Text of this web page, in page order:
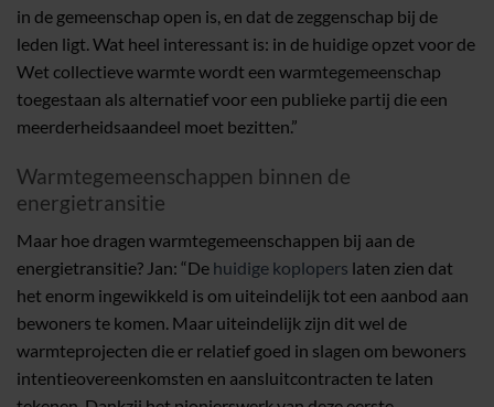
in de gemeenschap open is, en dat de zeggenschap bij de
leden ligt. Wat heel interessant is: in de huidige opzet voor de
Wet collectieve warmte wordt een warmtegemeenschap
toegestaan als alternatief voor een publieke partij die een
meerderheidsaandeel moet bezitten.”
Warmtegemeenschappen binnen de
energietransitie
Maar hoe dragen warmtegemeenschappen bij aan de
energietransitie? Jan: “De huidige koplopers laten zien dat
het enorm ingewikkeld is om uiteindelijk tot een aanbod aan
bewoners te komen. Maar uiteindelijk zijn dit wel de
warmteprojecten die er relatief goed in slagen om bewoners
intentieovereenkomsten en aansluitcontracten te laten